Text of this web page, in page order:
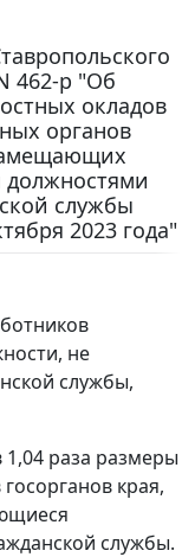
462-р "Об
окладов
органов
службы
2023 года"
не
службы,
1,04 раза размеры
края,
службы.